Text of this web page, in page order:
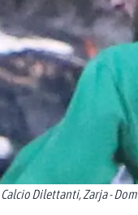
Dilettanti, Zarja -